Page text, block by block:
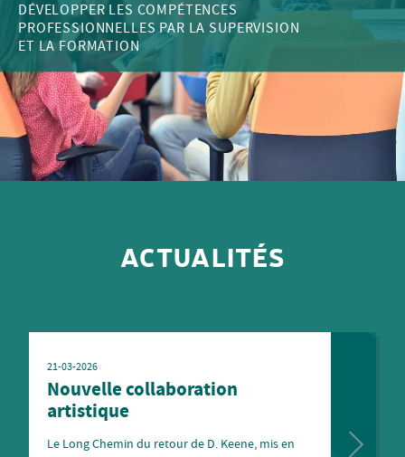
DÉVELOPPER LES COMPÉTENCES
PROFESSIONNELLES PAR LA SUPERVISION
ET LA FORMATION
ACTUALITÉS
21-03-2026
Nouvelle collaboration
artistique
Le Long Chemin du retour de D. Keene, mis en